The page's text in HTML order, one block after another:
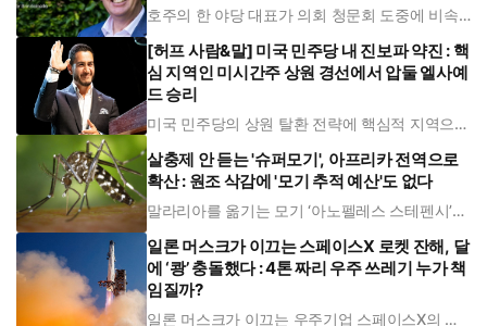
호주의 한 야당 대표가 의회 청문회 도중에 비속
를 보낸 일로 망신을 당했다. 한국에서도 국회의
원들이 비슷한 '사고'가 일으킨 적이 많다. 6일
AFP통신과 호주 공영 ABC를 비롯한 외신보도를
종합하면 마크 파튼 캔버라
[허프 사람&말] 미국 민주당 내 진보파 약진 : 핵
심 지역인 미시간주 상원 경선에서 압둘 엘사예
드 승리
미국 민주당의 상원 탈환 전략에 핵심적 지역으로
류되는 압둘 엘사예드 후보가 승리했다. 이에 엘
사예드 후보의 승리가 민주당이 나아가야 할 새로
운 방향과 전략을 제시했다는 평가가 나온다. 4일
살충제 안 듣는 '슈퍼모기', 아프리카 전역으로
확산 : 원조 삭감에 '모기 추적 예산'도 없다
말라리아를 옮기는 모기 ‘아노펠레스 스테펜시’가
는 현재 판매되고 있는 모든 살충제에 저항성을
갖고 있어 ‘슈퍼 모기’라는 별명을 갖고 있다. 문제
는 이 모기를 추적할 감시예산이 세계 주요국의
지원삭감으로 가장 먼저 잘려나
일론 머스크가 이끄는 스페이스X 로켓 잔해, 달
에 ‘쾅’ 충돌했다 : 4톤 짜리 우주 쓰레기 누가 책
임질까?
일론 머스크가 이끄는 우주기업 스페이스X의 로